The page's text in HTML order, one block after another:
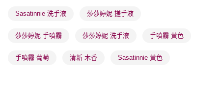
取。逾期會取消訂單，並不會安排重寄
Sasatinnie 洗手液 莎莎婷妮 搓手液
莎莎婷妮 手噴霧 莎莎婷妮 洗手液 手噴霧 黃色
手噴霧 葡萄 清新 木香 Sasatinnie 黃色